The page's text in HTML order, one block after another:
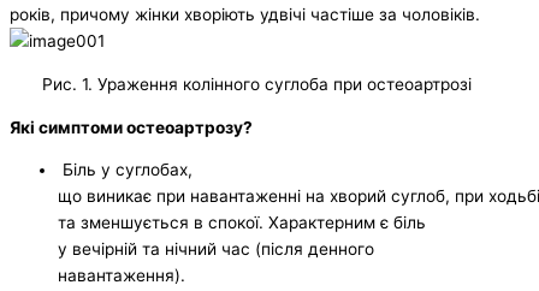
років, причому жінки хворіють удвічі частіше за чоловіків.
Рис. 1. Ураження колінного суглоба при остеоартрозі
Які симптоми остеоартрозу?
Біль у суглобах,
що виникає при навантаженні на хворий суглоб, при ходьбі
та зменшується в спокої. Характерним є біль
у вечірній та нічний час (після денного
навантаження).